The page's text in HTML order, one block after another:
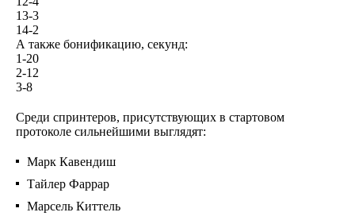
13-3
14-2
А также бонификацию, секунд:
1-20
2-12
3-8
Среди спринтеров, присутствующих в стартовом
протоколе сильнейшими выглядят:
Марк Кавендиш
Тайлер Фаррар
Марсель Киттель